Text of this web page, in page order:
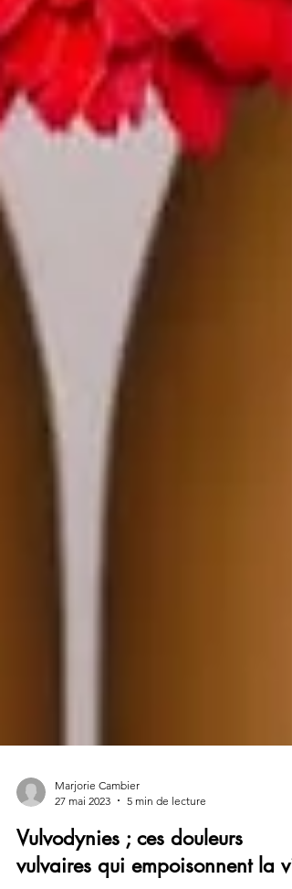
Marjorie Cambier
27 mai 2023
5 min de lecture